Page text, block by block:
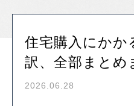
住宅購入にかか
訳、全部まとめ
2026.06.28